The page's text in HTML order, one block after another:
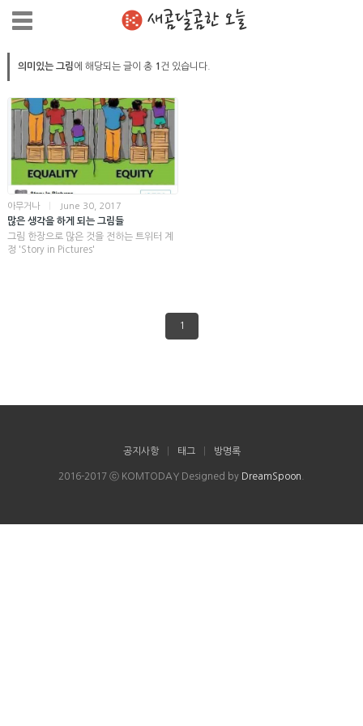
새콤달콤한 오늘
의미있는 그림에 해당되는 글이 총 1 건 있습니다.
아무거나 June 30, 2017
많은 생각을 하게 되는 그림들
그림 한장으로 많은 것을 전하는 트위터 계
정 'Story in Pictures'
1
공지사항 태그 방명록
2016-2017 ⓒ KOMTODAY Designed by DreamSpoon